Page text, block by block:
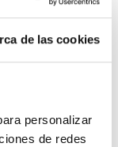
de las cookies
personalizar
de redes